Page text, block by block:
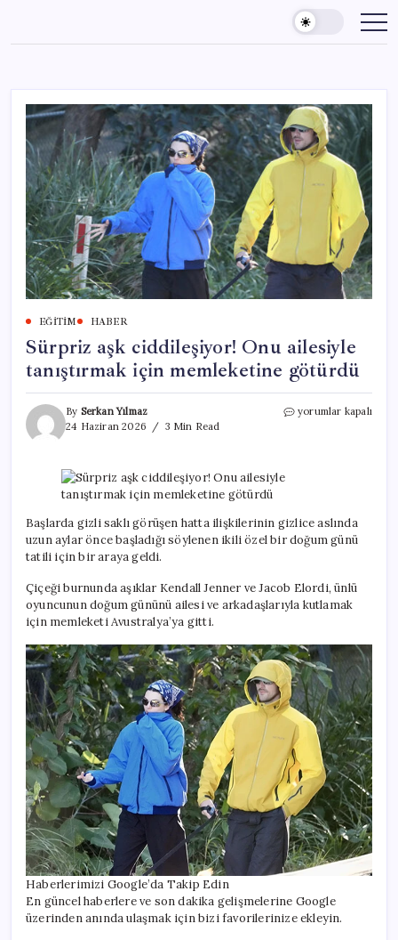
content
EĞITIM HABER
Sürpriz aşk ciddileşiyor! Onu ailesiyle
tanıştırmak için memleketine götürdü
By Serkan Yılmaz
24 Haziran 2026
3 Min Read
Sürpriz
memleketine
için
yorumlar kapalı
Başlarda gizli saklı görüşen hatta ilişkilerinin gizlice aslında
uzun aylar önce başladığı söylenen ikili özel bir doğum günü
tatili için bir araya geldi.
Çiçeği burnunda aşıklar Kendall Jenner ve Jacob Elordi, ünlü
oyuncunun doğum gününü ailesi ve arkadaşlarıyla kutlamak
için memleketi Avustralya’ya gitti.
Haberlerimizi Google’da Takip Edin
En güncel haberlere ve son dakika gelişmelerine Google
üzerinden anında ulaşmak için bizi favorilerinize ekleyin.